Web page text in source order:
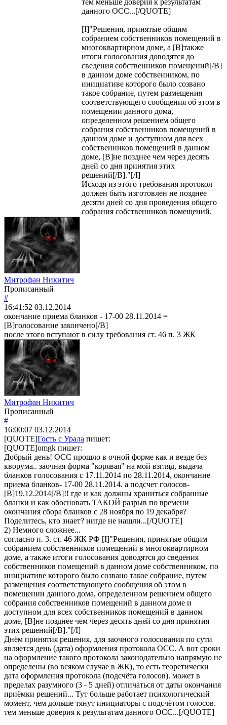
данного ОСС...[/QUOTE]
[I]"Решения, принятые общим
собранием собственников помещений в
многоквартирном доме, а [B]также
итоги голосования доводятся до
сведения собственников помещений[/B]
в данном доме собственником, по
инициативе которого было созвано
такое собрание, путем размещения
соответствующего сообщения об этом в
помещении данного дома,
определенном решением общего
собрания собственников помещений в
данном доме и доступном для всех
собственников помещений в данном
доме, [B]не позднее чем через десять
дней со дня принятия этих
решений[/B]."[/I]
Исходя из этого требования протокол
должен быть изготовлен не позднее
десяти дней со дня проведения общего
собрания собственников помещений.
Митрофан Никитич
Прописанный
#
16:41:52 03.12.2014
окончание приема бланков - 17-00 28.11.2014 =
[B]голосование закончено[/B]
после этого вступают в силу требования ст. 46 п. 3 ЖК
Митрофан Никитич
Прописанный
#
16:00:07 03.12.2014
[QUOTE]Гость с Урала пишет:
[QUOTE]omgk пишет:
Добрый день! ОСС прошло в очной форме как и везде без
кворума.. заочная форма "корявая" на мой взгляд, выдача
бланков голосования с 17.11.2014 по 28.11.2014, окончание
приема бланков- 17-00 28.11.2014. а подсчет голосов-
[B]19.12.2014[/B]!! где и как должны храниться собранные
бланки и как обосновать ТАКОЙ разрыв по времени
окончания сбора бланков с 28 ноября по 19 декабря?
Поделитесь, кто знает? нигде не нашли...[/QUOTE]
2) Немного сложнее...
согласно п. 3. ст. 46 ЖК РФ [I]"Решения, принятые общим
собранием собственников помещений в многоквартирном
доме, а также итоги голосования доводятся до сведения
собственников помещений в данном доме собственником, по
инициативе которого было созвано такое собрание, путем
размещения соответствующего сообщения об этом в
помещении данного дома, определенном решением общего
собрания собственников помещений в данном доме и
доступном для всех собственников помещений в данном
доме, [B]не позднее чем через десять дней со дня принятия
этих решений[/B]."[/I]
Днём принятия решения, для заочного голосования по сути
является день (дата) оформления протокола ОСС. А вот сроки
на оформление такого протокола законодательно напрямую не
определены (во всяком случае в ЖК), то есть теоретически
дата оформления протокола (подсчёта голосов). может в
пределах разумного (3 - 5 дней) отличаться от даты окончания
приёмки решений... Тут больше работает психологический
момент, чем дольше тянут инициаторы с подсчётом голосов.
тем меньше доверия к результатам данного ОСС...[/QUOTE]